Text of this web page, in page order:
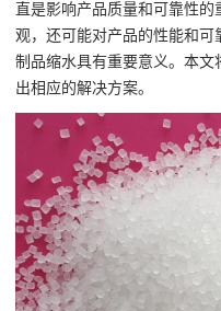
直是影响产品质量和可靠性
观，还可能对产品的性能和
制品缩水具有重要意义。本
出相应的解决方案。